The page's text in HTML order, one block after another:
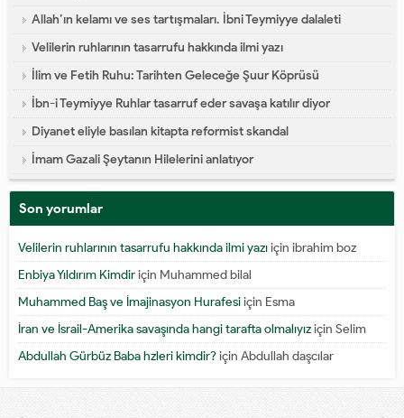
Allah’ın kelamı ve ses tartışmaları. İbni Teymiyye dalaleti
Velilerin ruhlarının tasarrufu hakkında ilmi yazı
İlim ve Fetih Ruhu: Tarihten Geleceğe Şuur Köprüsü
İbn-i Teymiyye Ruhlar tasarruf eder savaşa katılır diyor
Diyanet eliyle basılan kitapta reformist skandal
İmam Gazali Şeytanın Hilelerini anlatıyor
Son yorumlar
Velilerin ruhlarının tasarrufu hakkında ilmi yazıiçin ibrahim boz
Enbiya Yıldırım Kimdiriçin Muhammed bilal
Muhammed Baş ve İmajinasyon Hurafesiiçin Esma
İran ve İsrail-Amerika savaşında hangi tarafta olmalıyıziçin Selim
Abdullah Gürbüz Baba hzleri kimdir?için Abdullah daşcılar